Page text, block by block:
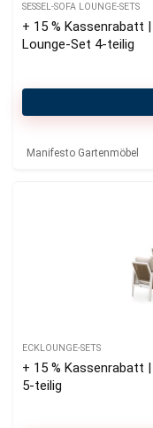
SESSEL-SOFA LOUNGE-SETS
+ 15 % Kassenrabatt
Lounge-Set 4-teilig
Manifesto Gartenmöbel
ECKLOUNGE-SETS
+ 15 % Kassenrabatt
5-teilig